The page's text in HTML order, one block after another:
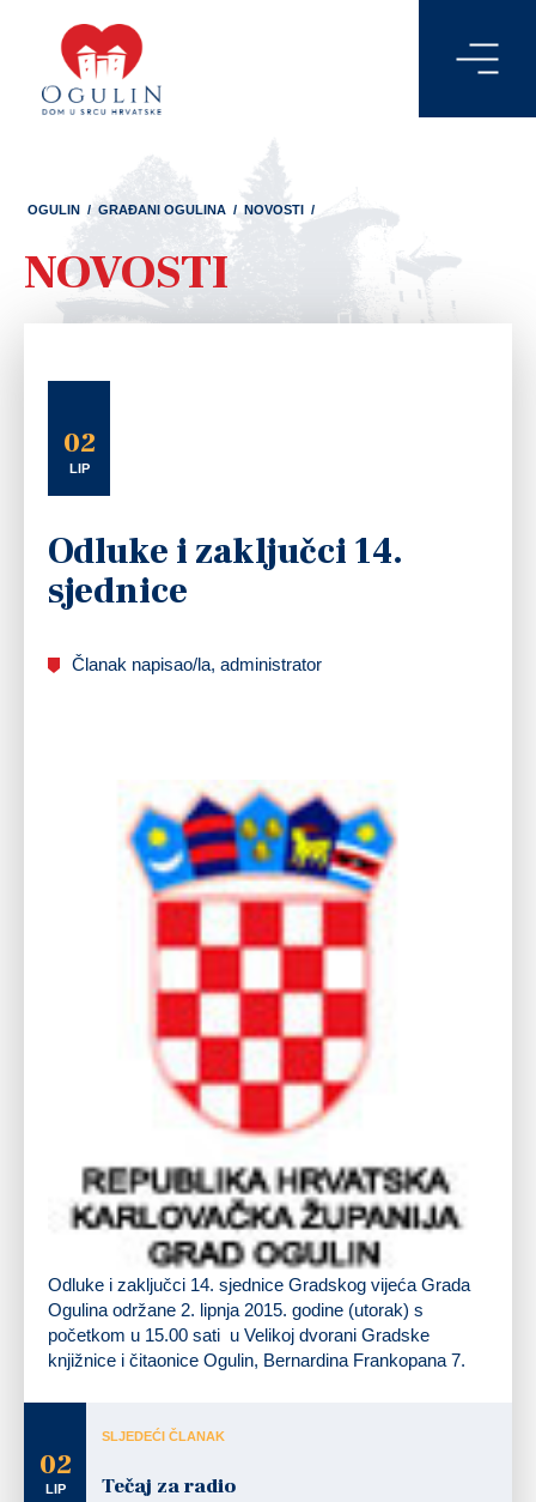
OGULIN / GRAĐANI OGULINA / NOVOSTI /
NOVOSTI
02
LIP
Odluke i zaključci 14.
sjednice
Članak napisao/la, administrator
Odluke i zaključci 14. sjednice Gradskog vijeća Grada
Ogulina održane 2. lipnja 2015. godine (utorak) s
početkom u 15.00 sati u Velikoj dvorani Gradske
knjižnice i čitaonice Ogulin, Bernardina Frankopana 7.
02
LIP
SLJEDEĆI ČLANAK
Tečaj za radio